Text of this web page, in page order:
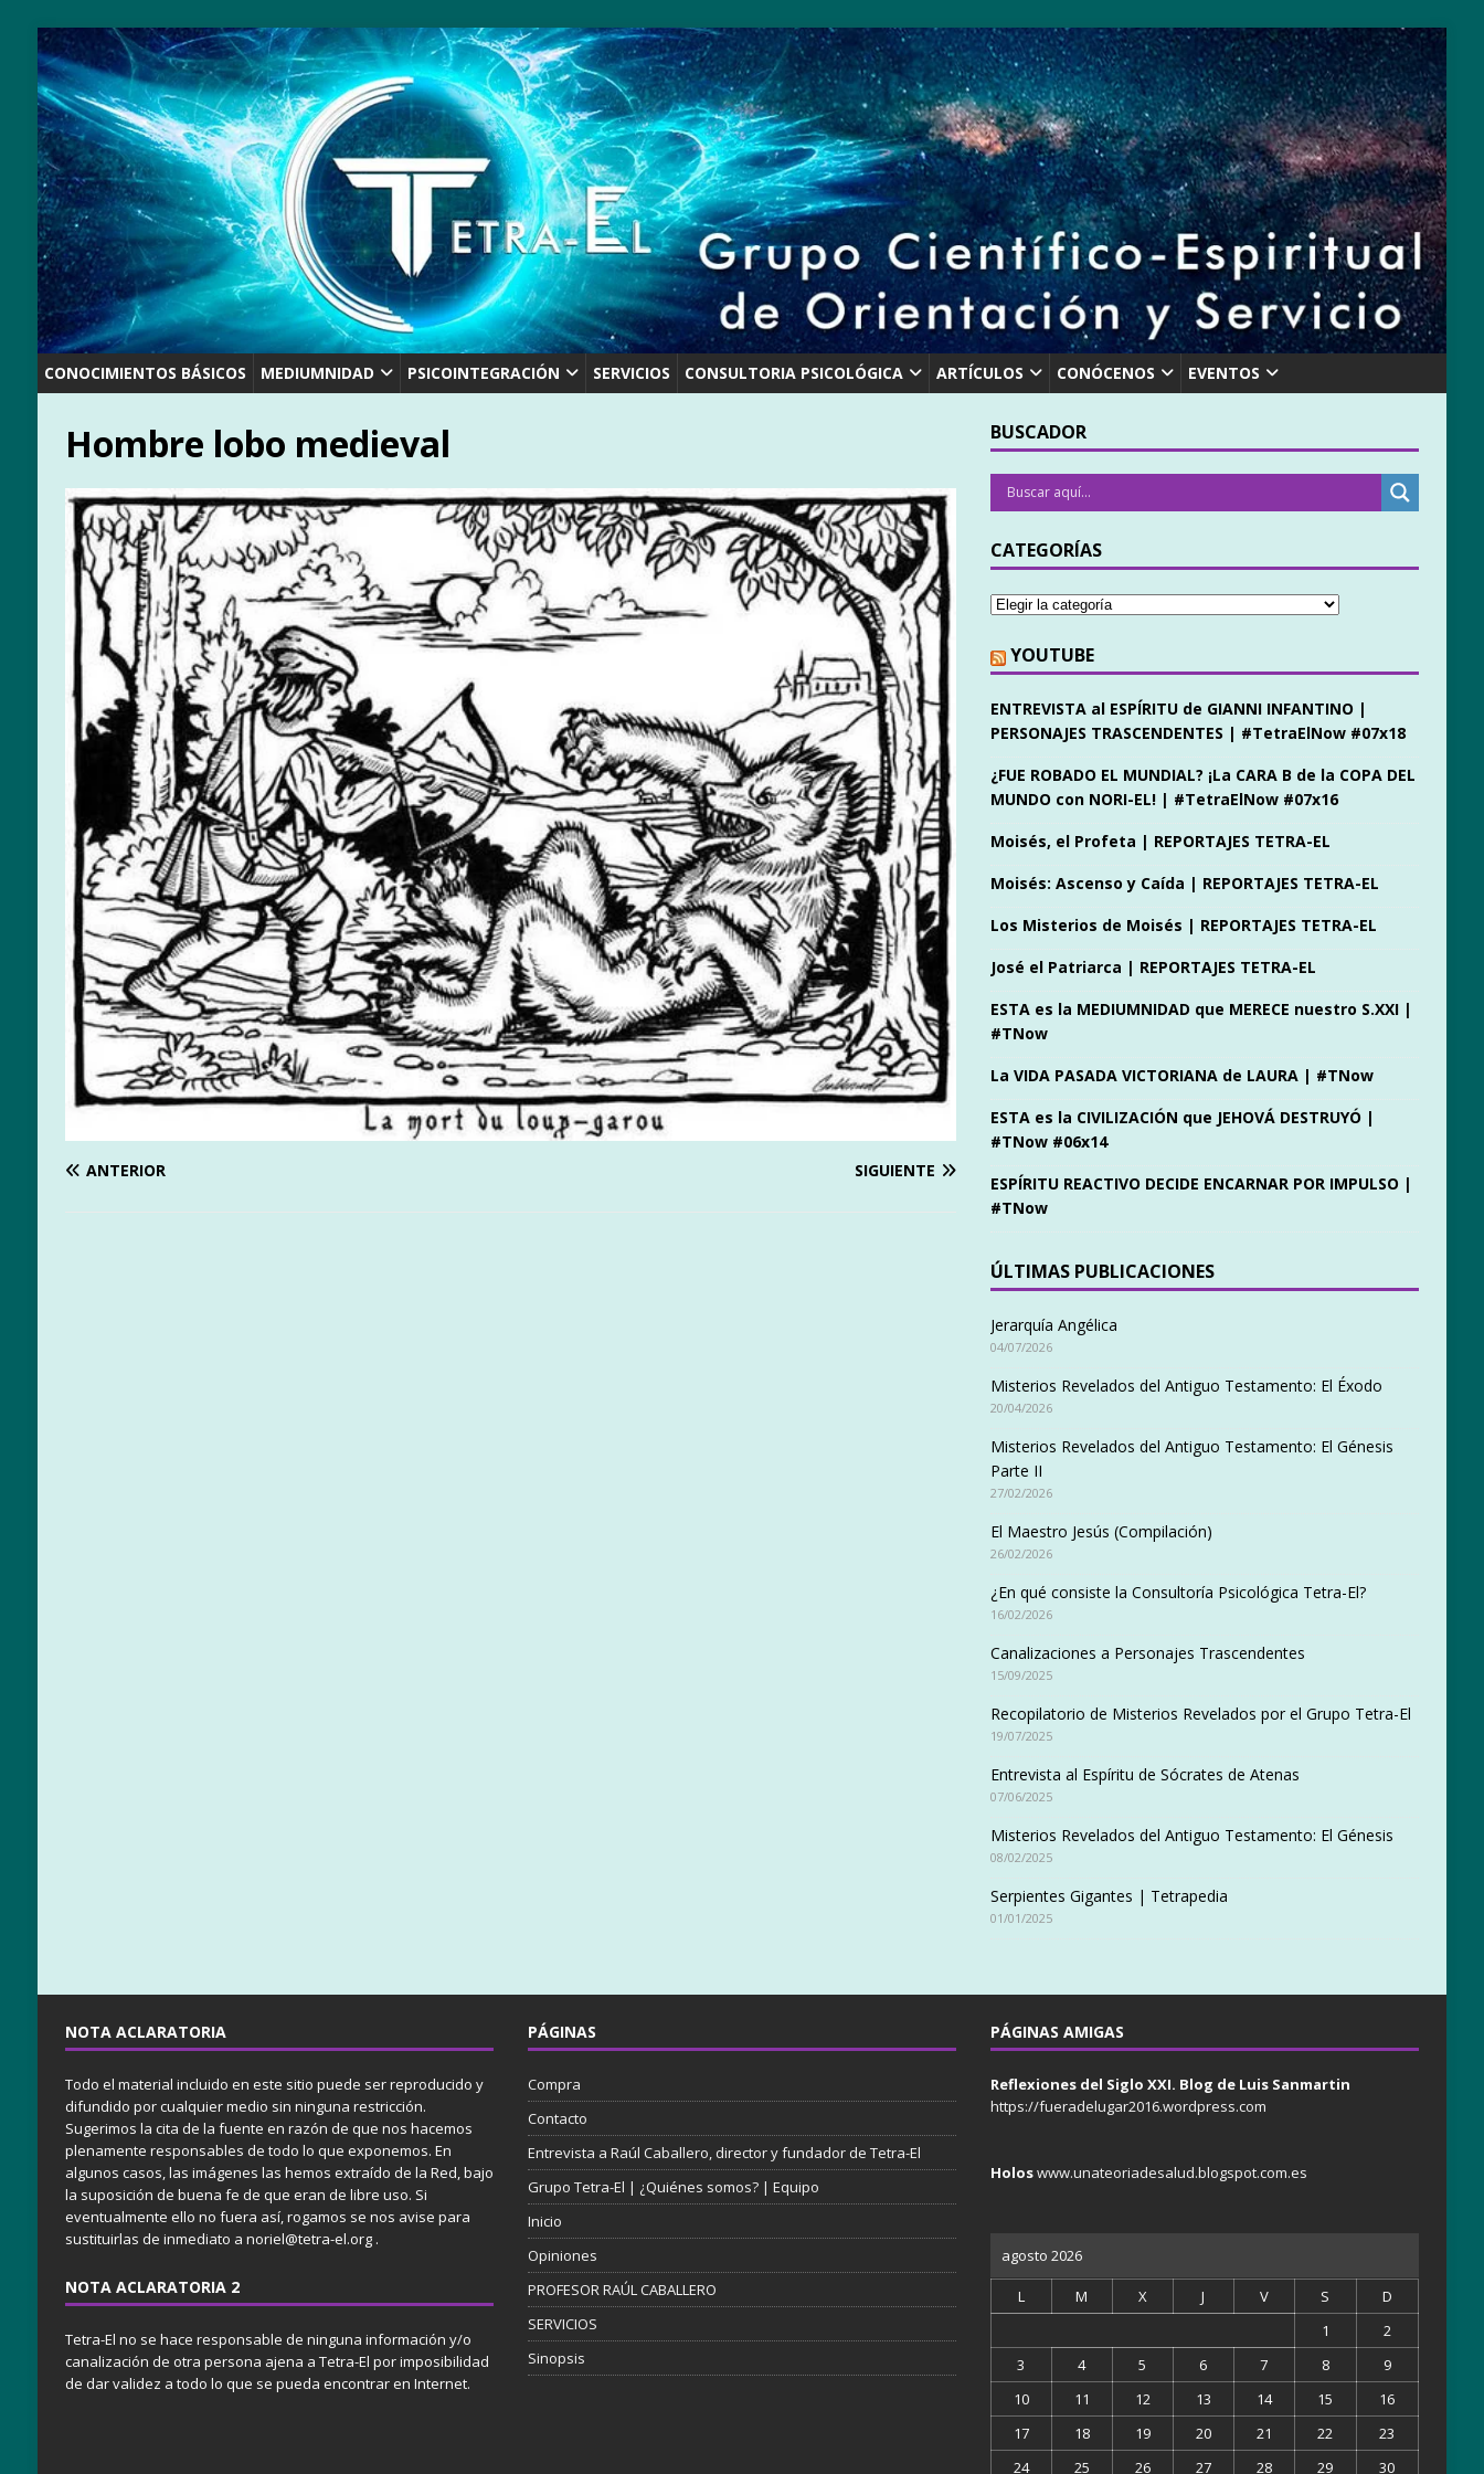
CONOCIMIENTOS BÁSICOS MEDIUMNIDAD PSICOINTEGRACIÓN SERVICIOS CONSULTORIA PSICOLÓGICA ARTÍCULOS CONÓCENOS EVENTOS
Hombre lobo medieval
ANTERIOR SIGUIENTE
BUSCADOR
CATEGORÍAS
YOUTUBE
ENTREVISTA al ESPÍRITU de GIANNI INFANTINO |
PERSONAJES TRASCENDENTES | #TetraElNow #07x18
¿FUE ROBADO EL MUNDIAL? ¡La CARA B de la COPA DEL
MUNDO con NORI-EL! | #TetraElNow #07x16
Moisés, el Profeta | REPORTAJES TETRA-EL
Moisés: Ascenso y Caída | REPORTAJES TETRA-EL
Los Misterios de Moisés | REPORTAJES TETRA-EL
José el Patriarca | REPORTAJES TETRA-EL
ESTA es la MEDIUMNIDAD que MERECE nuestro S.XXI |
#TNow
La VIDA PASADA VICTORIANA de LAURA | #TNow
ESTA es la CIVILIZACIÓN que JEHOVÁ DESTRUYÓ |
#TNow #06x14
ESPÍRITU REACTIVO DECIDE ENCARNAR POR IMPULSO |
#TNow
ÚLTIMAS PUBLICACIONES
Jerarquía Angélica
04/07/2026
Misterios Revelados del Antiguo Testamento: El Éxodo
20/04/2026
Misterios Revelados del Antiguo Testamento: El Génesis
Parte II
27/02/2026
El Maestro Jesús (Compilación)
26/02/2026
¿En qué consiste la Consultoría Psicológica Tetra-El?
16/02/2026
Canalizaciones a Personajes Trascendentes
15/09/2025
Recopilatorio de Misterios Revelados por el Grupo Tetra-El
19/07/2025
Entrevista al Espíritu de Sócrates de Atenas
07/06/2025
Misterios Revelados del Antiguo Testamento: El Génesis
08/02/2025
Serpientes Gigantes | Tetrapedia
01/01/2025
NOTA ACLARATORIA
Todo el material incluido en este sitio puede ser reproducido y
difundido por cualquier medio sin ninguna restricción.
Sugerimos la cita de la fuente en razón de que nos hacemos
plenamente responsables de todo lo que exponemos. En
algunos casos, las imágenes las hemos extraído de la Red, bajo
la suposición de buena fe de que eran de libre uso. Si
eventualmente ello no fuera así, rogamos se nos avise para
sustituirlas de inmediato a noriel@tetra-el.org .
NOTA ACLARATORIA 2
Tetra-El no se hace responsable de ninguna información y/o
canalización de otra persona ajena a Tetra-El por imposibilidad
de dar validez a todo lo que se pueda encontrar en Internet.
PÁGINAS
Compra
Contacto
Entrevista a Raúl Caballero, director y fundador de Tetra-El
Grupo Tetra-El | ¿Quiénes somos? | Equipo
Inicio
Opiniones
PROFESOR RAÚL CABALLERO
SERVICIOS
Sinopsis
PÁGINAS AMIGAS
Reflexiones del Siglo XXI. Blog de Luis Sanmartin
https://fueradelugar2016.wordpress.com
Holoswww.unateoriadesalud.blogspot.com.es
agosto 2026
L M X J V S
D
1
2
3
4 5 6 7 8
9
10
11 12 13 14 15
16
17
18 19 20 21 22
23
24
25 26 27 28 29 30